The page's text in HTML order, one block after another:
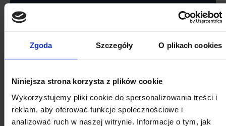
Zgoda Szczegóły O plikach cookies
Niniejsza strona korzysta z plików cookie
Wykorzystujemy pliki cookie do spersonalizowania treści i
reklam, aby oferować funkcje społecznościowe i
analizować ruch w naszej witrynie. Informacje o tym, jak
2026
Pon Wt Śr Cz Pt So
Nd
27
28 29 30 31 1